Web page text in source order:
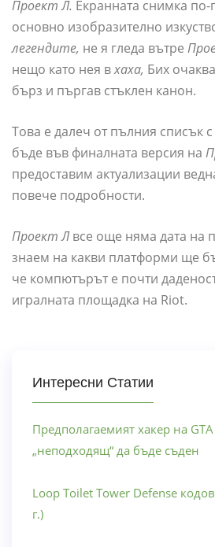
Проект Л. Екранната снимка по-
основно изобразително
легендите, не я гледа вътре
нещо като нея вхаха, Бих
бърз и пъргав стъклен канон.
Това е далеч от пълния списък
бъде във финалната версия на
предоставим актуализации
повече подробности.
Проект Лвсе още няма дата на
знаем на какви платформи ще
че компютърът е почти
игралната площадка на Riot.
Интересни Статии
Предполагаемият хакер на GTA
„неподходящ“ да бъде съден
Loop Toilet Tower Defense
г.)